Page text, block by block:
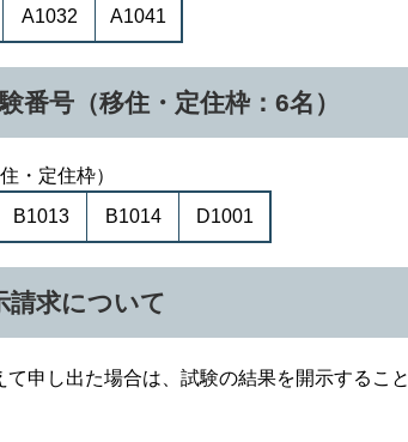
A1032 A1041
番号（移住・定住枠：6名）
・定住枠）
B1013 B1014 D1001
請求について
申し出た場合は、試験の結果を開示すること